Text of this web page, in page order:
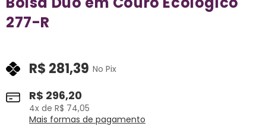
277-R
R$ 296,20
4x de R$ 74,05
Mais formas de pagamento
R$ 281,39 No Pix